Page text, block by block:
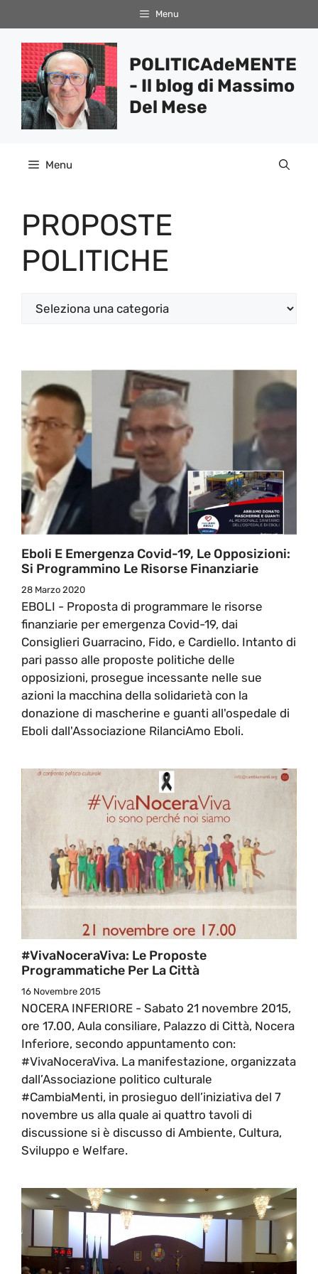
al
contenuto
Menu
POLITICAdeMENTE
- Il blog di Massimo
Del Mese
Menu
PROPOSTE
POLITICHE
Categorie
Eboli E Emergenza Covid-19, Le Opposizioni:
Si Programmino Le Risorse Finanziarie
28 Marzo 2020
EBOLI - Proposta di programmare le risorse
finanziarie per emergenza Covid-19, dai
Consiglieri Guarracino, Fido, e Cardiello. Intanto di
pari passo alle proposte politiche delle
opposizioni, prosegue incessante nelle sue
azioni la macchina della solidarietà con la
donazione di mascherine e guanti all'ospedale di
Eboli dall'Associazione RilanciAmo Eboli.
#VivaNoceraViva: Le Proposte
Programmatiche Per La Città
16 Novembre 2015
NOCERA INFERIORE - Sabato 21 novembre 2015,
ore 17.00, Aula consiliare, Palazzo di Città, Nocera
Inferiore, secondo appuntamento con:
#VivaNoceraViva. La manifestazione, organizzata
dall’Associazione politico culturale
#CambiaMenti, in prosieguo dell’iniziativa del 7
novembre us alla quale ai quattro tavoli di
discussione si è discusso di Ambiente, Cultura,
Sviluppo e Welfare.